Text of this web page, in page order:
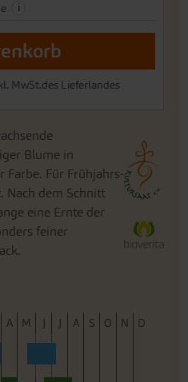
i
MwSt.des Lieferlandes
Blume in
Farbe. Für Frühjahrs-
Nach dem Schnitt
eine Ernte der
feiner
A M J J A S O N
D